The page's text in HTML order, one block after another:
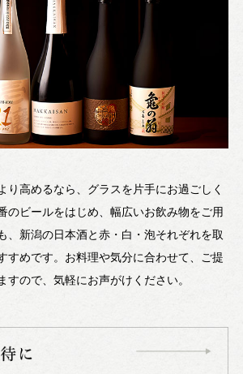
り高めるなら、グラスを片手にお過ごしく
のビールをはじめ、幅広いお飲み物をご用
、新潟の日本酒と赤・白・泡それぞれを取
すめです。お料理や気分に合わせて、ご提
すので、気軽にお声がけください。